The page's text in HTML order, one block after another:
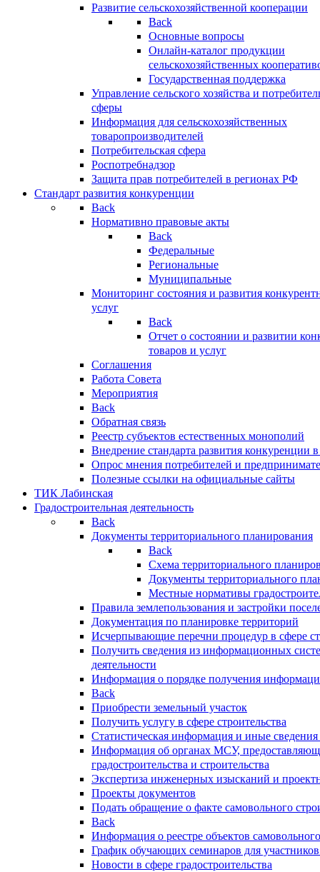
Развитие сельскохозяйственной кооперации
Back
Основные вопросы
Онлайн-каталог продукции
сельскохозяйственных
Государственная поддержка
Управление сельского хозяйства и
сферы
Информация для сельскохозяйственных
товаропроизводителей
Потребительская сфера
Роспотребнадзор
Защита прав потребителей в регионах РФ
Стандарт развития конкуренции
Back
Нормативно правовые акты
Back
Федеральные
Региональные
Муниципальные
Мониторинг состояния и развития
услуг
Back
Отчет о состоянии и развитии
товаров и услуг
Соглашения
Работа Совета
Мероприятия
Back
Обратная связь
Реестр субъектов естественных монополий
Внедрение стандарта развития конкуренции
Опрос мнения потребителей и
Полезные ссылки на официальные сайты
ТИК Лабинская
Градостроительная деятельность
Back
Документы территориального планирования
Back
Схема территориального
Документы территориального
Местные нормативы
Правила землепользования и застройки
Документация по планировке территорий
Исчерпывающие перечни процедур в сфере
Получить сведения из информационных
деятельности
Информация о порядке получения
Back
Приобрести земельный участок
Получить услугу в сфере строительства
Статистическая информация и иные сведения
Информация об органах МСУ,
градостроительства и строительства
Экспертиза инженерных изысканий и
Проекты документов
Подать обращение о факте самовольного
Back
Информация о реестре объектов
График обучающих семинаров для участников
Новости в сфере градостроительства